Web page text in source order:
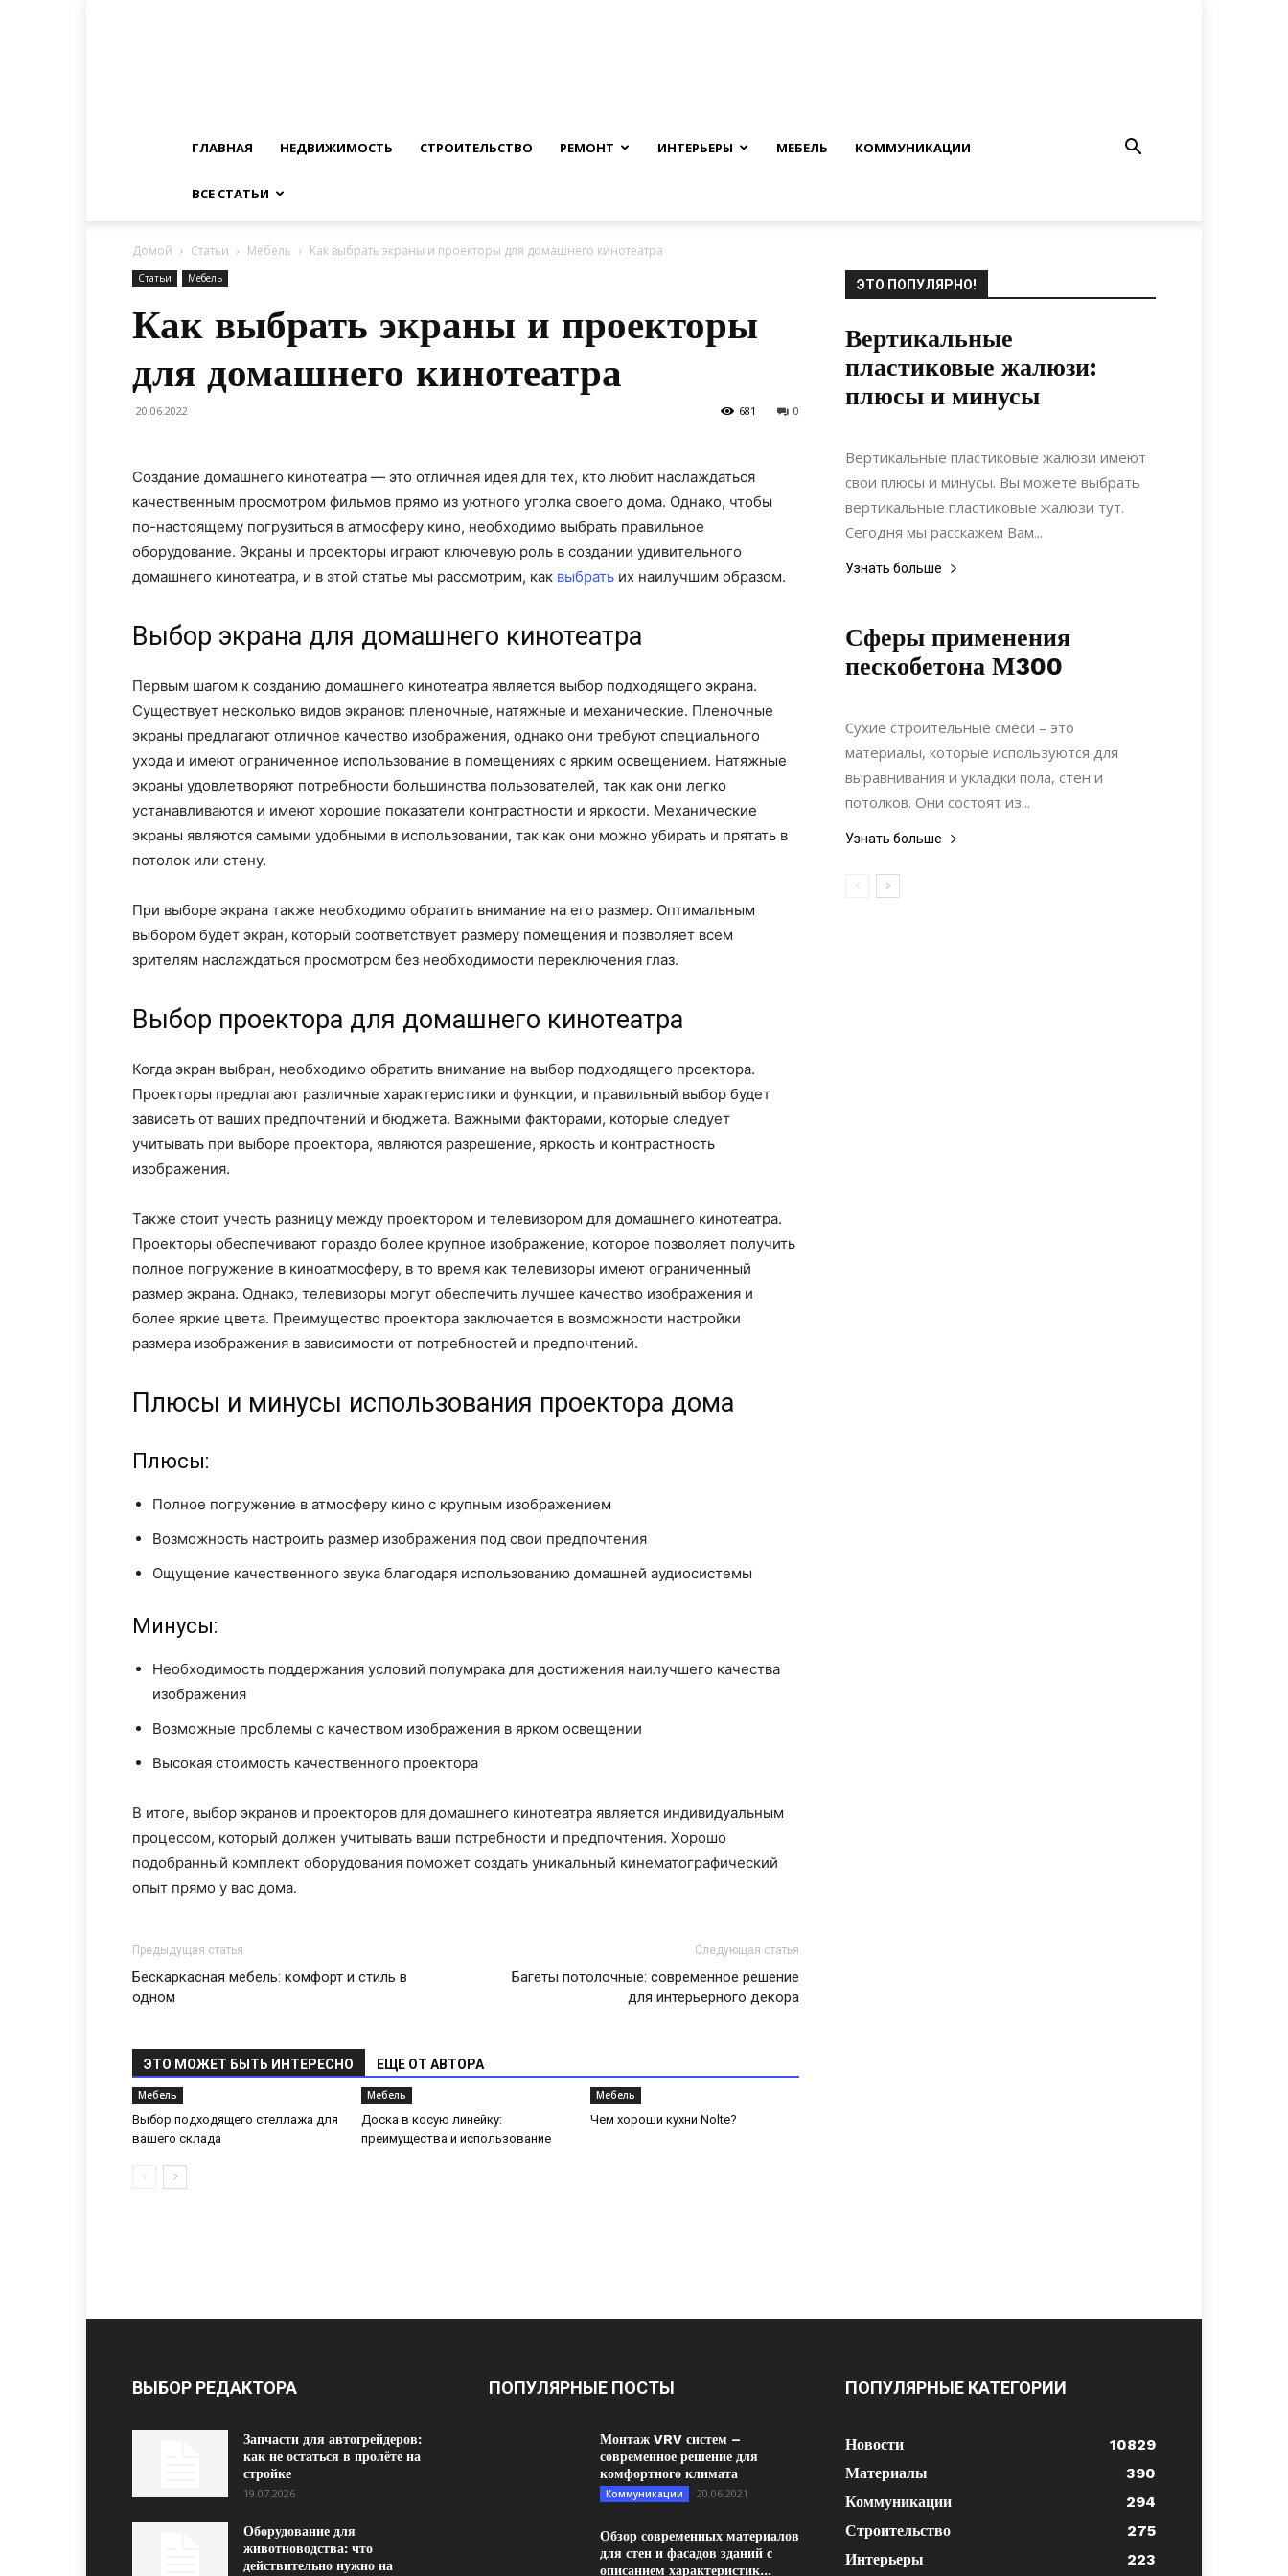
ГЛАВНАЯ НЕДВИЖИМОСТЬ СТРОИТЕЛЬСТВО РЕМОНТ ИНТЕРЬЕРЫ МЕБЕЛЬ КОММУНИКАЦИИ
ВСЕ СТАТЬИ
Домой Статьи Мебель Как выбрать экраны и проекторы для домашнего кинотеатра
Статьи Мебель
Как выбрать экраны и проекторы
для домашнего кинотеатра
20.06.2022 0
681
Создание домашнего кинотеатра — это отличная идея для тех, кто любит наслаждаться
качественным просмотром фильмов прямо из уютного уголка своего дома. Однако, чтобы
по-настоящему погрузиться в атмосферу кино, необходимо выбрать правильное
оборудование. Экраны и проекторы играют ключевую роль в создании удивительного
домашнего кинотеатра, и в этой статье мы рассмотрим, как выбрать их наилучшим образом.
Выбор экрана для домашнего кинотеатра
Первым шагом к созданию домашнего кинотеатра является выбор подходящего экрана.
Существует несколько видов экранов: пленочные, натяжные и механические. Пленочные
экраны предлагают отличное качество изображения, однако они требуют специального
ухода и имеют ограниченное использование в помещениях с ярким освещением. Натяжные
экраны удовлетворяют потребности большинства пользователей, так как они легко
устанавливаются и имеют хорошие показатели контрастности и яркости. Механические
экраны являются самыми удобными в использовании, так как они можно убирать и прятать в
потолок или стену.
При выборе экрана также необходимо обратить внимание на его размер. Оптимальным
выбором будет экран, который соответствует размеру помещения и позволяет всем
зрителям наслаждаться просмотром без необходимости переключения глаз.
Выбор проектора для домашнего кинотеатра
Когда экран выбран, необходимо обратить внимание на выбор подходящего проектора.
Проекторы предлагают различные характеристики и функции, и правильный выбор будет
зависеть от ваших предпочтений и бюджета. Важными факторами, которые следует
учитывать при выборе проектора, являются разрешение, яркость и контрастность
изображения.
Также стоит учесть разницу между проектором и телевизором для домашнего кинотеатра.
Проекторы обеспечивают гораздо более крупное изображение, которое позволяет получить
полное погружение в киноатмосферу, в то время как телевизоры имеют ограниченный
размер экрана. Однако, телевизоры могут обеспечить лучшее качество изображения и
более яркие цвета. Преимущество проектора заключается в возможности настройки
размера изображения в зависимости от потребностей и предпочтений.
Плюсы и минусы использования проектора дома
Плюсы:
Полное погружение в атмосферу кино с крупным изображением
Возможность настроить размер изображения под свои предпочтения
Ощущение качественного звука благодаря использованию домашней аудиосистемы
Минусы:
Необходимость поддержания условий полумрака для достижения наилучшего качества
изображения
Возможные проблемы с качеством изображения в ярком освещении
Высокая стоимость качественного проектора
В итоге, выбор экранов и проекторов для домашнего кинотеатра является индивидуальным
процессом, который должен учитывать ваши потребности и предпочтения. Хорошо
подобранный комплект оборудования поможет создать уникальный кинематографический
опыт прямо у вас дома.
Предыдущая статья
Бескаркасная мебель: комфорт и стиль в
одном
Следующая статья
Багеты потолочные: современное решение
для интерьерного декора
ЭТО МОЖЕТ БЫТЬ ИНТЕРЕСНО ЕЩЕ ОТ АВТОРА
Мебель
Выбор подходящего стеллажа для
вашего склада
Мебель
Доска в косую линейку:
преимущества и использование
Мебель
Чем хороши кухни Nolte?
ЭТО ПОПУЛЯРНО!
Вертикальные
пластиковые жалюзи:
плюсы и минусы
20.07.2021
Вертикальные пластиковые жалюзи имеют
свои плюсы и минусы. Вы можете выбрать
вертикальные пластиковые жалюзи тут.
Сегодня мы расскажем Вам...
Узнать больше
Сферы применения
пескобетона М300
10.02.2022
Сухие строительные смеси – это
материалы, которые используются для
выравнивания и укладки пола, стен и
потолков. Они состоят из...
Узнать больше
ВЫБОР РЕДАКТОРА
Запчасти для автогрейдеров:
как не остаться в пролёте на
стройке
19.07.2026
Оборудование для
животноводства: что
действительно нужно на
ПОПУЛЯРНЫЕ ПОСТЫ
Монтаж VRV систем –
современное решение для
комфортного климата
Коммуникации 20.06.2021
Обзор современных материалов
для стен и фасадов зданий с
описанием характеристик...
ПОПУЛЯРНЫЕ КАТЕГОРИИ
Новости
10829
Материалы
390
Коммуникации
294
Строительство
275
Интерьеры
223